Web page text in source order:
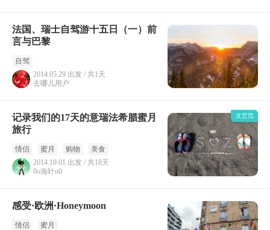
法国、瑞士自驾游十五日（一）前
言与巴黎
自驾
2014.05.29 出发 / 共1天
去哪儿用户
记录我们的17天的意瑞法希腊蜜月
旅行
情侣 蜜月 购物
美食
2014.10.01 出发 / 共18天
0o海叶o0
文艺范
感受·欧洲·Honeymoon
情侣 蜜月